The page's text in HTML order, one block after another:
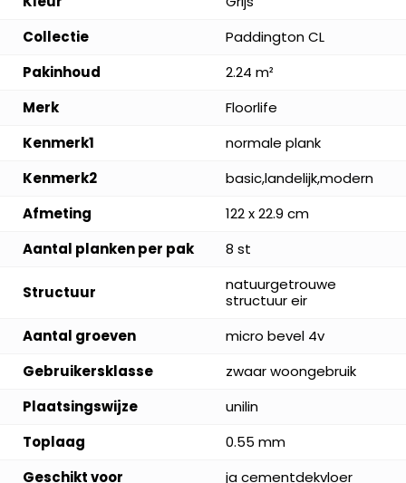
Collectie
Paddington CL
Pakinhoud
2.24 m²
Merk
Floorlife
Kenmerk1
normale plank
Kenmerk2
basic,landelijk,modern
Afmeting
122 x 22.9 cm
Aantal planken per pak
8 st
Structuur
natuurgetrouwe
structuur eir
Aantal groeven
micro bevel 4v
Gebruikersklasse
zwaar woongebruik
Plaatsingswijze
unilin
Toplaag
0.55 mm
Geschikt voor
ja cementdekvloer